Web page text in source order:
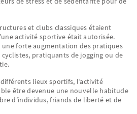
et clubs classiques étaient
activité sportive était autorisée.
une forte augmentation des pratiques
pratiquants de jogging ou de
lieux sportifs, l’activité
être devenue une nouvelle habitude
d’individus, friands de liberté et de